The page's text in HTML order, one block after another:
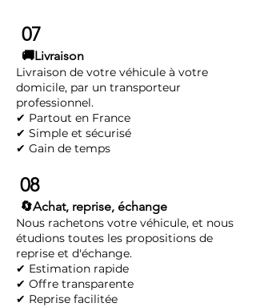
07
🚚Livraison
Livraison de votre véhicule à votre
domicile, par un transporteur
professionnel.
✔ Partout en France
✔ Simple et sécurisé
✔ Gain de temps
08
🔄Achat, reprise, échange
Nous rachetons votre véhicule, et nous
étudions toutes les propositions de
reprise et d'échange.
✔ Estimation rapide
✔ Offre transparente
✔ Reprise facilitée